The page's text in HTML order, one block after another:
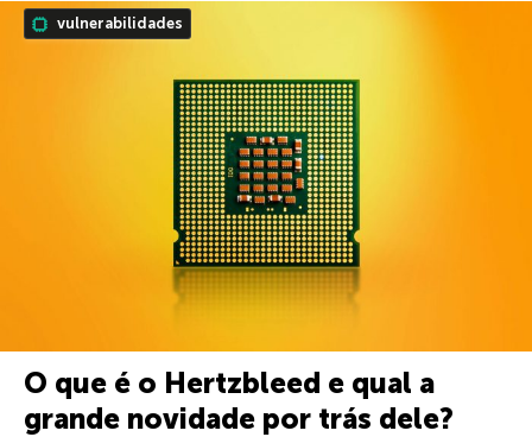
vulnerabilidades
O que é o Hertzbleed e qual a
grande novidade por trás dele?